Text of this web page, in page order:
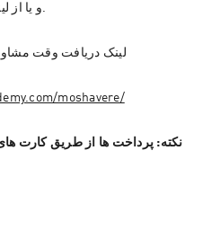
و یا از لینک زیر اقدام به تعیین وقت کنید.
لینک دریافت وقت
moshavere/
نکته: پرداخت ها از طریق کارت های